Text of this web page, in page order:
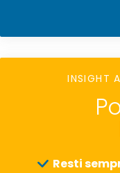
INSIGHT
Resti